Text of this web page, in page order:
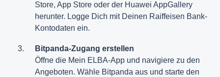
Store, App Store oder der Huawei AppGallery
herunter. Logge Dich mit Deinen Raiffeisen Bank-
Kontodaten ein.
Bitpanda-Zugang erstellen
Öffne die Mein ELBA-App und navigiere zu den
Angeboten. Wähle Bitpanda aus und starte den